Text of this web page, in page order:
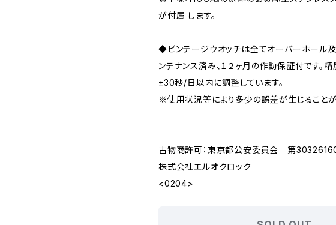
が付属 します。
◆ビンテージウオッチは全てオーバーホール
ンテナンス済み、１２ヶ月の作動保証付です。
±30秒/日以内に調整しています。
※使用状況等により多少の誤差が生じることが
古物商許可：東京都公安委員会 第
株式会社エルオクロック
<0204>